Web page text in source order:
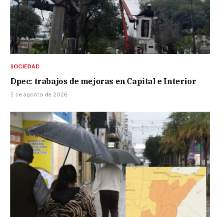
SOCIEDAD
Dpec: trabajos de mejoras en Capital e Interior
5 de agosto de 2026